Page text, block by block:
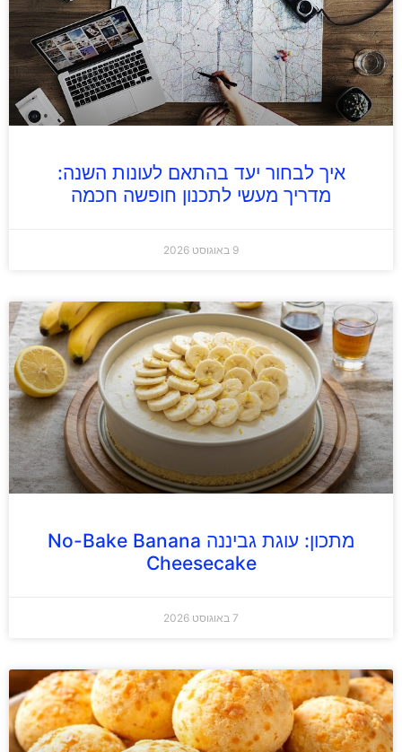
איך לבחור יעד בהתאם לעונות השנה:
מדריך מעשי לתכנון חופשה חכמה
9 באוגוסט 2026
מתכון: עוגת גביננה No-Bake Banana
Cheesecake
7 באוגוסט 2026